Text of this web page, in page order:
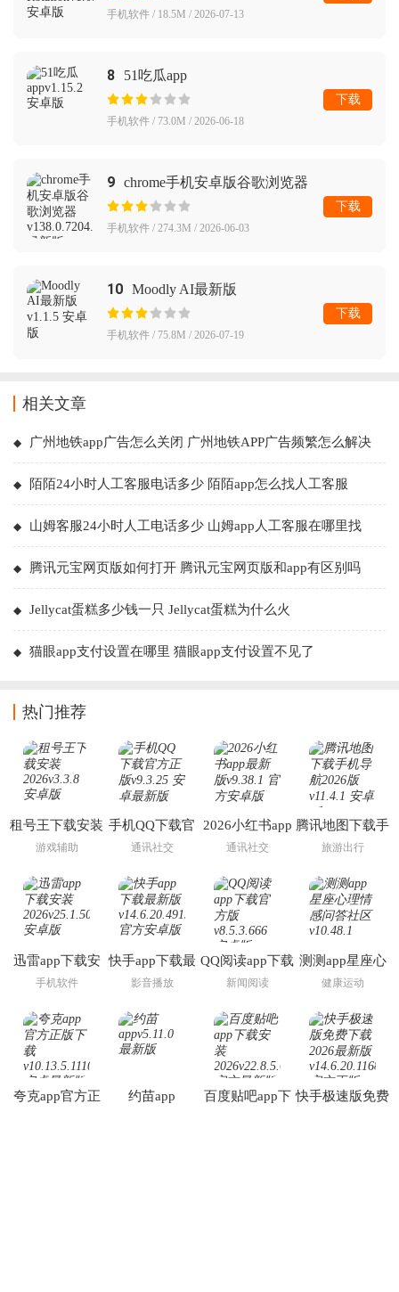
手机软件 / 18.5M / 2026-07-13
8 51吃瓜app
手机软件 / 73.0M / 2026-06-18
下载
9 chrome手机安卓版谷歌浏览器
手机软件 / 274.3M / 2026-06-03
下载
10 Moodly AI最新版
手机软件 / 75.8M / 2026-07-19
下载
相关文章
广州地铁app广告怎么关闭 广州地铁APP广告频繁怎么解决
陌陌24小时人工客服电话多少 陌陌app怎么找人工客服
山姆客服24小时人工电话多少 山姆app人工客服在哪里找
腾讯元宝网页版如何打开 腾讯元宝网页版和app有区别吗
Jellycat蛋糕多少钱一只 Jellycat蛋糕为什么火
猫眼app支付设置在哪里 猫眼app支付设置不见了
热门推荐
租号王下载安装
2026
游戏辅助
手机QQ下载官
方正版
通讯社交
2026小红书app
最新版
通讯社交
腾讯地图下载手
机导航2026版
旅游出行
迅雷app下载安
装2026
手机软件
快手app下载最
新版
影音播放
QQ阅读app下载
官方版
新闻阅读
测测app星座心
理情感问答社区
健康运动
夸克app官方正
约苗app
百度贴吧app下 快手极速版免费